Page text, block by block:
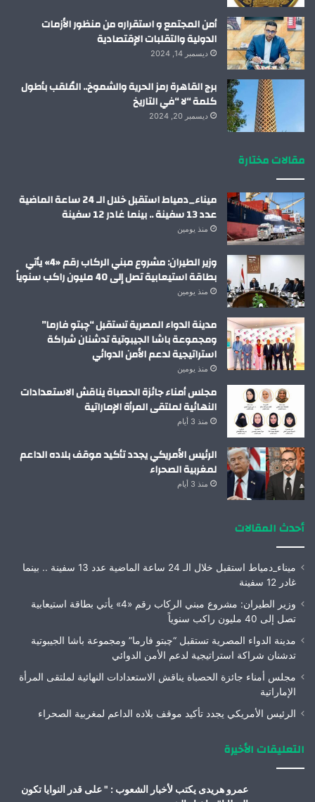
أمن المجتمع و استقراره من منظور الأزمات
الدولية والتقلبات الإقتصادية
ديسمبر 14, 2024
برج القاهرة رمز الحرية والشموخ.. المُلقب بأطول
كلمة “لا “في التاريخ
ديسمبر 20, 2024
مقالات مختارة
ميناء_دمياط استقبل خلال الـ 24 ساعة الماضية
عدد 13 سفينة .. بينما غادر 12 سفينة
منذ يومين
وزير الطيران: مشروع مبني الركاب رقم «4» يأتي
بطاقة استيعابية تصل إلى 40 مليون راكب سنوياً
منذ يومين
مدينة الدواء المصرية تستقبل “چبتو فارما”
ومجموعة باشا الجيبوتية تدشنان شراكة
استراتيجية لدعم الأمن الدوائي
منذ يومين
مجلس أمناء جائزة الحصباة يناقش الاستعدادات
النهائية لملتقى المرأة الإماراتية
منذ 3 أيام
الرئيس الأمريكي يجدد تأكيد موقف بلاده الداعم
لمغربية الصحراء
منذ 3 أيام
أحدث المقالات
ميناء_دمياط استقبل خلال الـ 24 ساعة الماضية عدد 13 سفينة .. بينما
غادر 12 سفينة
وزير الطيران: مشروع مبني الركاب رقم «4» يأتي بطاقة استيعابية
تصل إلى 40 مليون راكب سنوياً
مدينة الدواء المصرية تستقبل “چبتو فارما” ومجموعة باشا الجيبوتية
تدشنان شراكة استراتيجية لدعم الأمن الدوائي
مجلس أمناء جائزة الحصباة يناقش الاستعدادات النهائية لملتقى المرأة
الإماراتية
الرئيس الأمريكي يجدد تأكيد موقف بلاده الداعم لمغربية الصحراء
التعليقات الأخيرة
عمرو هريدى يكتب لأخبار الشعوب : " على قدر النوايا تكون